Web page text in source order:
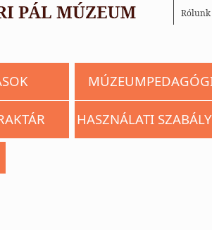
Rólunk
HASZNÁLATI